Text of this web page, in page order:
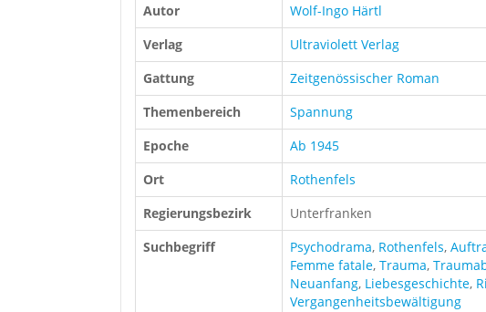
Autor
Wolf-Ingo Härtl
Verlag
Ultraviolett Verlag
Gattung
Zeitgenössischer Roman
Themenbereich
Spannung
Epoche
Ab 1945
Ort
Rothenfels
Regierungsbezirk
Unterfranken
Suchbegriff
Psychodrama, Rothenfels,
Femme fatale, Trauma,
Neuanfang, Liebesgeschichte,
Vergangenheitsbewältigung